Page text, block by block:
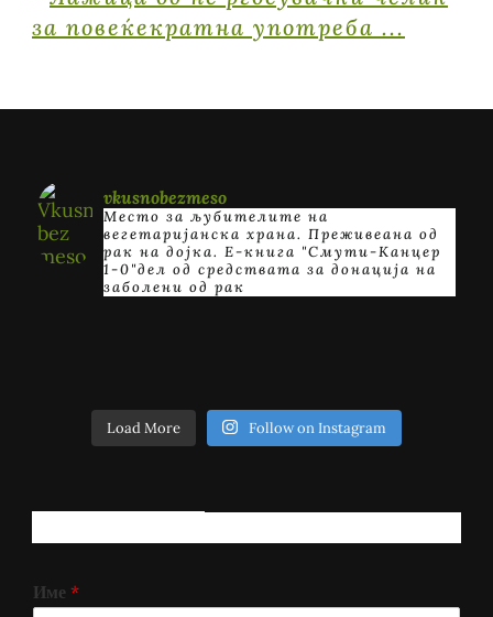
vkusnobezmeso
Место за љубителите на
вегетаријанска храна. Преживеана од
рак на дојка. E-книга "Смути-Канцер
1-0"дел од средствата за донација на
заболени од рак
Load More Follow on Instagram
Име *